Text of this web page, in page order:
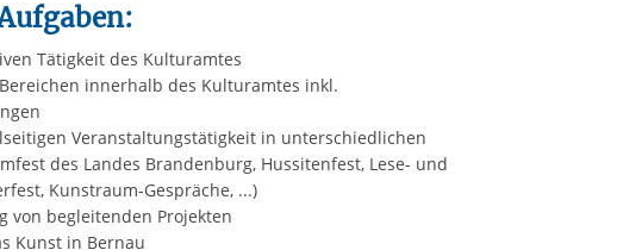
Tätigkeit des Kulturamtes
innerhalb des Kulturamtes inkl.
Veranstaltungstätigkeit in unterschiedlichen
des Landes Brandenburg, Hussitenfest, Lese- und
Kunstraum-Gespräche, ...)
von begleitenden Projekten
Kunst in Bernau